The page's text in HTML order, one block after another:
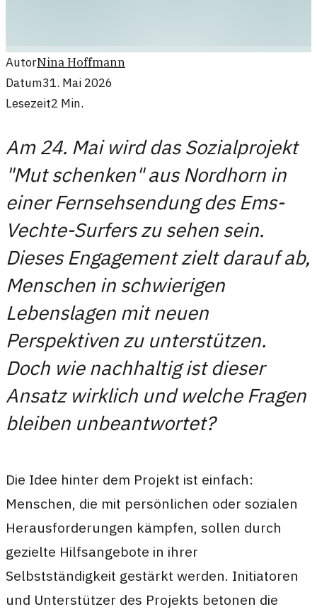
AutorNina Hoffmann
Datum31. Mai 2026
Lesezeit2 Min.
Am 24. Mai wird das Sozialprojekt
"Mut schenken" aus Nordhorn in
einer Fernsehsendung des Ems-
Vechte-Surfers zu sehen sein.
Dieses Engagement zielt darauf ab,
Menschen in schwierigen
Lebenslagen mit neuen
Perspektiven zu unterstützen.
Doch wie nachhaltig ist dieser
Ansatz wirklich und welche Fragen
bleiben unbeantwortet?
Die Idee hinter dem Projekt ist einfach:
Menschen, die mit persönlichen oder sozialen
Herausforderungen kämpfen, sollen durch
gezielte Hilfsangebote in ihrer
Selbstständigkeit gestärkt werden. Initiatoren
und Unterstützer des Projekts betonen die